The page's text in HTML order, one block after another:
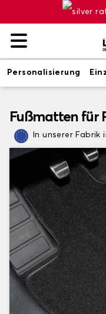
Personalisierung
Fußmatten für
In unserer Fabrik